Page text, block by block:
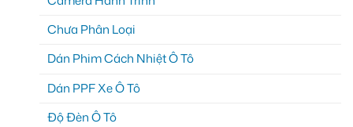
Chưa Phân Loại
Dán Phim Cách Nhiệt Ô Tô
Dán PPF Xe Ô Tô
Độ Đèn Ô Tô